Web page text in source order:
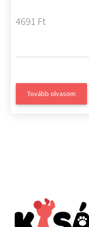
4691 Ft
Tovább olvasom